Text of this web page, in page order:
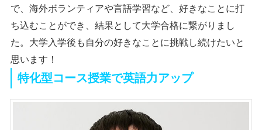
で、海外ボランティアや言語学習など、好きなことに打
ち込むことができ、結果として大学合格に繋がりまし
た。大学入学後も自分の好きなことに挑戦し続けたいと
思います！
特化型コース授業で英語力アップ